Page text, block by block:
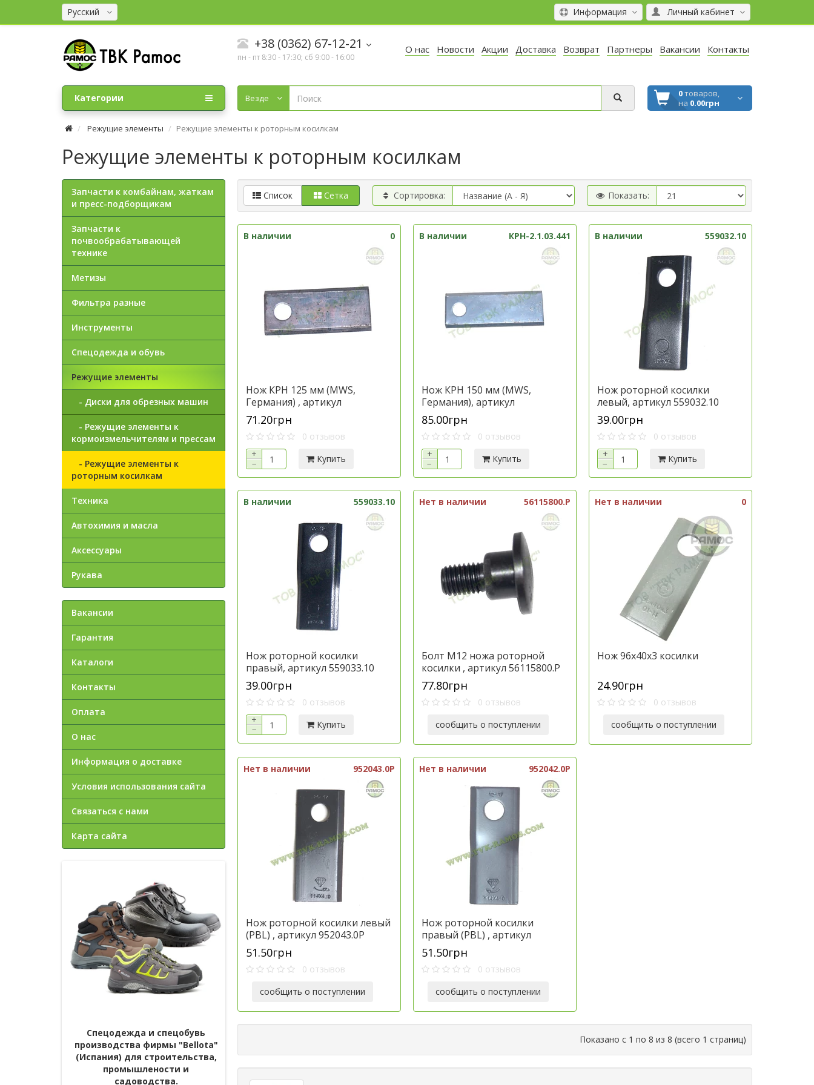
Русский Личный кабинет
Информация
+38 (0362) 67-12-21
пн - пт 8:30 - 17:30; сб 9:00 - 16:00
О нас Новости Акции Доставка Возврат Партнеры Вакансии Контакты
Везде 0товаров,
на 0.00грн
Категории
Режущие элементы Режущие элементы к роторным косилкам
Режущие элементы к роторным косилкам
Запчасти к комбайнам, жаткам
и пресс-подборщикам
Запчасти к
почвообрабатывающей
технике
Метизы
Фильтра разные
Инструменты
Спецодежда и обувь
Режущие элементы
- Диски для обрезных машин
- Режущие элементы к
кормоизмельчителям и прессам
- Режущие элементы к
роторным косилкам
Техника
Автохимия и масла
Аксессуары
Рукава
Вакансии
Гарантия
Каталоги
Контакты
Оплата
О нас
Информация о доставке
Условия использования сайта
Связаться с нами
Карта сайта
Секаторы и сучкорезы
Bellota(Испания)
износостойкости к истиранию и
сопротивление излому в процессе
ШИРОКИЙ
АССОРТИМЕНТ
Список Сетка Сортировка: Показать:
В наличии 0
Нож КРН 125 мм (MWS,
Германия) , артикул
71.20грн
0 отзывов
+
−
Купить
В наличии КРН-2.1.03.441
Нож КРН 150 мм (MWS,
Германия), артикул
КРН-2.1.03.441
85.00грн
0 отзывов
+
−
Купить
В наличии 559032.10
Нож роторной косилки
левый, артикул 559032.10
39.00грн
0 отзывов
+
−
Купить
В наличии 559033.10
Нож роторной косилки
правый, артикул 559033.10
39.00грн
0 отзывов
+
−
Купить
Нет в наличии 56115800.P
Болт М12 ножа роторной
косилки , артикул 56115800.P
77.80грн
0 отзывов
сообщить о поступлении
Нет в наличии 0
Нож 96х40х3 косилки
24.90грн
0 отзывов
сообщить о поступлении
Нет в наличии 952043.0P
Нож роторной косилки левый
(PBL) , артикул 952043.0P
51.50грн
0 отзывов
сообщить о поступлении
Нет в наличии 952042.0P
Нож роторной косилки
правый (PBL) , артикул
952042.0P
51.50грн
0 отзывов
сообщить о поступлении
Показано с 1 по 8 из 8 (всего 1 страниц)